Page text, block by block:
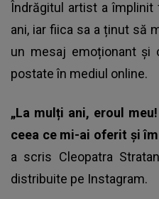
Îndrăgitul artist a
ani, iar fiica sa a ținut să
un mesaj emoționant și
postate în mediul online.
„La mulți ani, eroul
ceea ce mi-ai oferit și
a scris Cleopatra Stratan
distribuite pe Instagram.